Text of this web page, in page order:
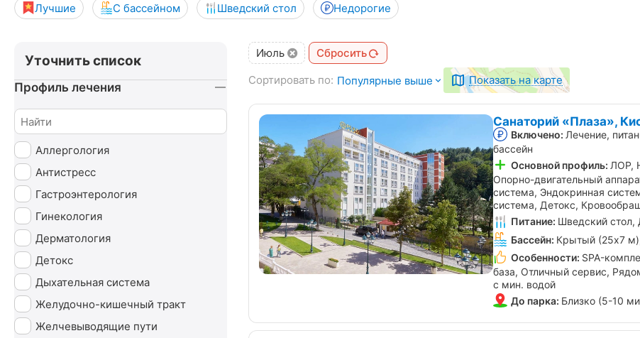
Лучшие С бассейном Шведский стол Недорогие
Июль
Сбросить
Сортировать по: Популярные выше Показать на карте
Санаторий «Плаза»,
Включено: Лечение,
бассейн
Основной профиль: ЛОР,
Опорно-двигательный
система, Эндокринная
система, Детокс,
Питание: Шведский стол,
Бассейн: Крытый (25х7
Особенности: SPA-
база, Отличный сервис,
с мин. водой
До парка: Близко (5-10
Уточнить список
Профиль лечения
Аллергология
Антистресс
Гастроэнтерология
Гинекология
Дерматология
Детокс
Дыхательная система
Желудочно-кишечный тракт
Желчевыводящие пути